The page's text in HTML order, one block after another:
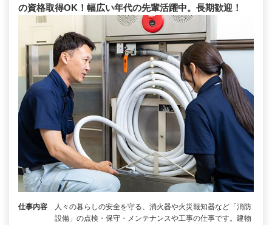
の資格取得OK！幅広い年代の先輩活躍中。長期歓迎！
仕事内容
人々の暮らしの安全を守る、消火器や火災報知器など「消防
設備」の点検・保守・メンテナンスや工事の仕事です。建物